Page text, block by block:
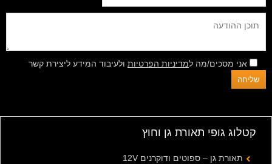
אני מסכים/מה למדיניות הפרטיות ולעיבוד המידע ליצירת קשר
קטלוג גופי תאורת גן וחוץ
תאורת גן – ספוטים ודוקרנים 12V